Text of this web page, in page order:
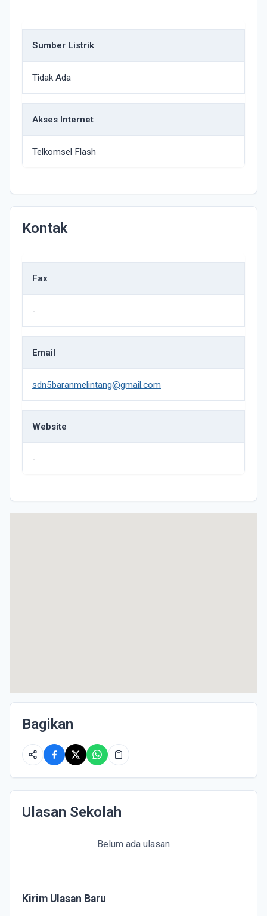
Sumber Listrik
Tidak Ada
Akses Internet
Telkomsel Flash
Kontak
Fax
-
Email
sdn5baranmelintang@gmail.com
Website
-
Bagikan
Ulasan Sekolah
Belum ada ulasan
Kirim Ulasan Baru